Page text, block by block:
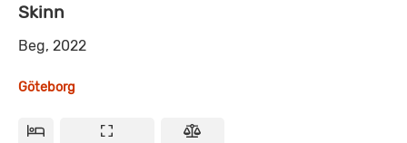
Skinn
Beg, 2022
Göteborg